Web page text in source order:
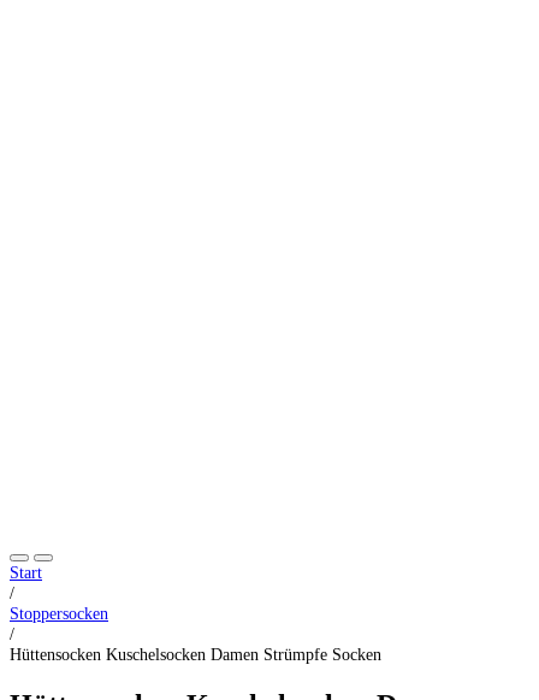
Start
/
Stoppersocken
/
Hüttensocken Kuschelsocken Damen Strümpfe Socken